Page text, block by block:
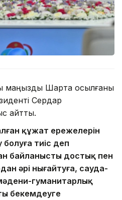
Шартқа қосылғаны
Сердар
айтты.
құжат ережелерін
тиіс деп
байланысты достық пен
әрі нығайтуға, сауда-
гуманитарлық
бекемдеуге